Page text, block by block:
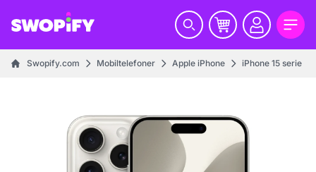
Swopify.com Mobiltelefoner Apple iPhone iPhone 15 serie